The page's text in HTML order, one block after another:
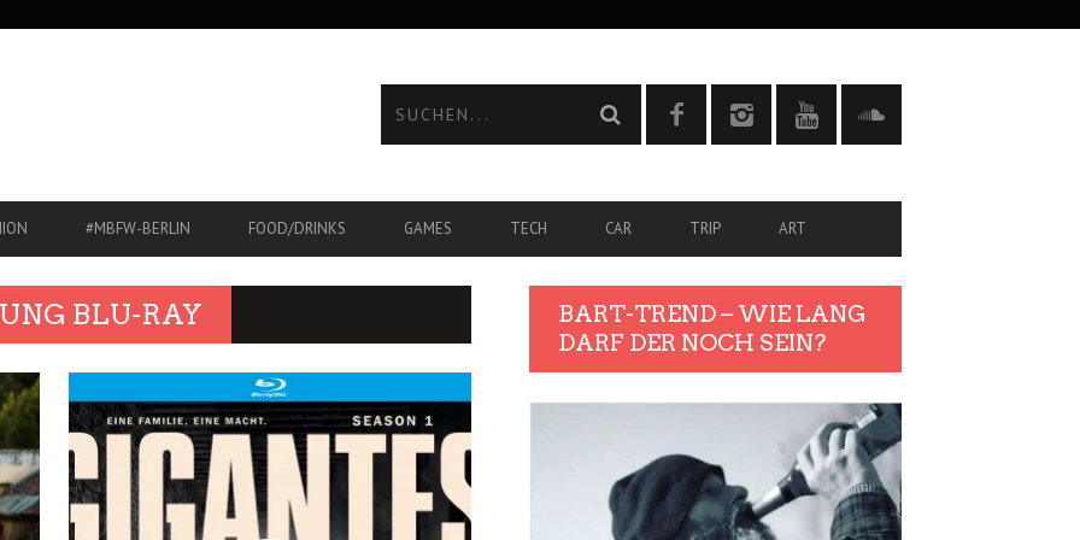
#MBFW-BERLIN FOOD/DRINKS GAMES TECH CAR TRIP ART
BLU-RAY
BART-TREND – WIE LANG
DARF DER NOCH SEIN?